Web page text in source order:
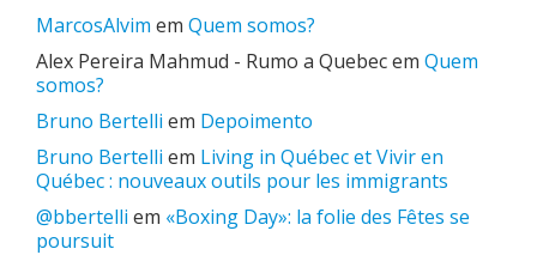
MarcosAlvim em Quem somos?
Alex Pereira Mahmud - Rumo a Quebecem Quem
somos?
Bruno Bertelli em Depoimento
Bruno Bertelli em Living in Québec et Vivir en
Québec : nouveaux outils pour les immigrants
@bbertelli em «Boxing Day»: la folie des Fêtes se
poursuit